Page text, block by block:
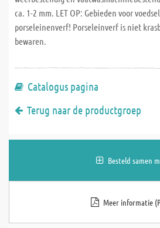
ca. 1-2 mm. LET OP: Gebieden voor
porseleinenverf! Porseleinverf is niet
bewaren.
Catalogus pagina
Terug naar de productgroep
Besteld samen
Meer informatie